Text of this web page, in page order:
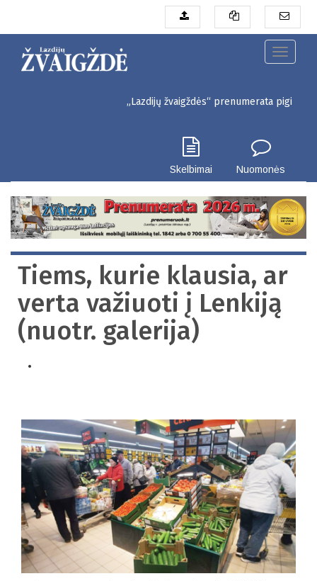
pagrindinį
Toggle
„Lazdijų žvaigždės“ prenumerata pigiau. Seinų g.
Skelbimai Nuomonės
Tiems, kurie klausia, ar
verta važiuoti į Lenkiją
(nuotr. galerija)